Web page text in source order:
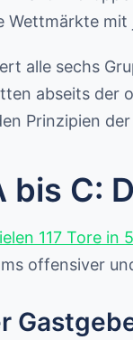
Wettmärkte mit
alle sechs
abseits der
Prinzipien
bis C:
117 Tore in
offensiver